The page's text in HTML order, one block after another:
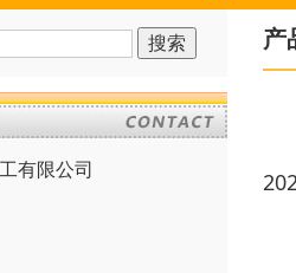
有限公司
产